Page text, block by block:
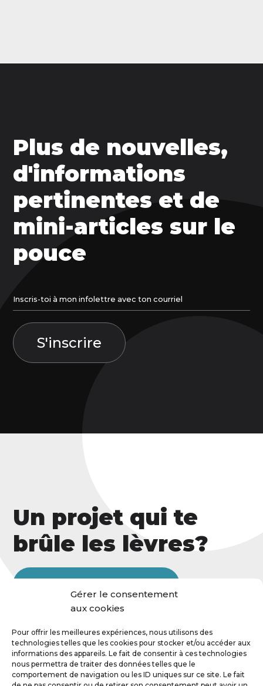
Gérer le consentement
aux cookies
Pour offrir les meilleures expériences, nous utilisons des
technologies telles que les cookies pour stocker et/ou accéder aux
informations des appareils. Le fait de consentir à ces technologies
nous permettra de traiter des données telles que le
comportement de navigation ou les ID uniques sur ce site. Le fait
Plus de nouvelles,
d'informations
pertinentes et de
mini-articles sur le
pouce
Un projet qui te
brûle les lèvres?